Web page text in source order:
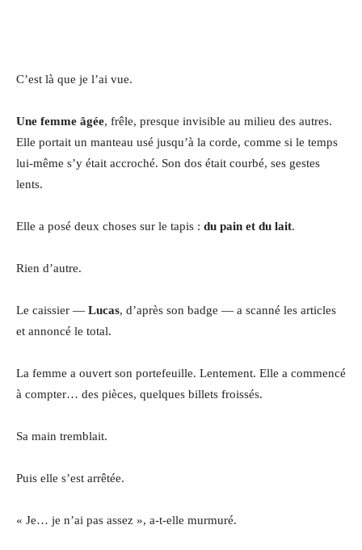
C’est là que je l’ai vue.
Une femme âgée, frêle, presque invisible au milieu des autres.
Elle portait un manteau usé jusqu’à la corde, comme si le temps
lui-même s’y était accroché. Son dos était courbé, ses gestes
lents.
Elle a posé deux choses sur le tapis : du pain et du lait.
Rien d’autre.
Le caissier — Lucas, d’après son badge — a scanné les articles
et annoncé le total.
La femme a ouvert son portefeuille. Lentement. Elle a commencé
à compter… des pièces, quelques billets froissés.
Sa main tremblait.
Puis elle s’est arrêtée.
« Je… je n’ai pas assez », a-t-elle murmuré.